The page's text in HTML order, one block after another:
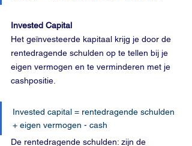
Invested Capital
Het geïnvesteerde kapitaal krijg je door de
rentedragende schulden op te tellen bij je
eigen vermogen en te verminderen met je
cashpositie.
Invested capital = rentedragende schulden
+ eigen vermogen - cash
De rentedragende schulden: zijn de